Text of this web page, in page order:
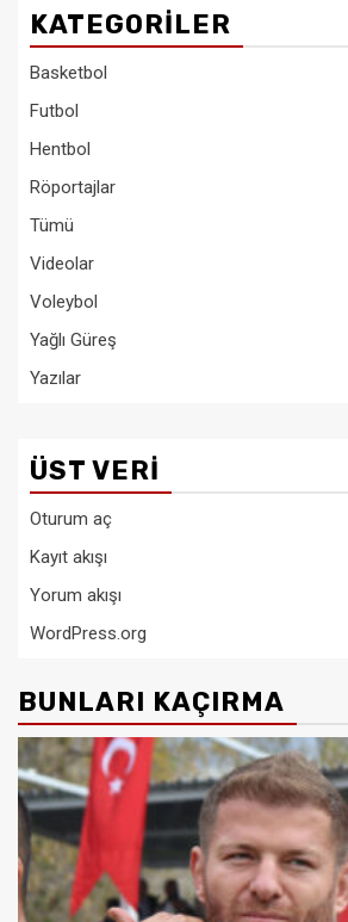
KATEGORILER
Basketbol
Futbol
Hentbol
Röportajlar
Tümü
Videolar
Voleybol
Yağlı Güreş
Yazılar
ÜST VERI
Oturum aç
Kayıt akışı
Yorum akışı
WordPress.org
BUNLARI KAÇIRMA